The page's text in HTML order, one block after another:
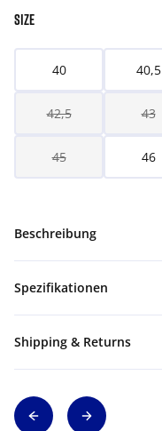
SIZE
40 40,5
42,5 43
45 46
Beschreibung
Spezifikationen
Shipping & Returns